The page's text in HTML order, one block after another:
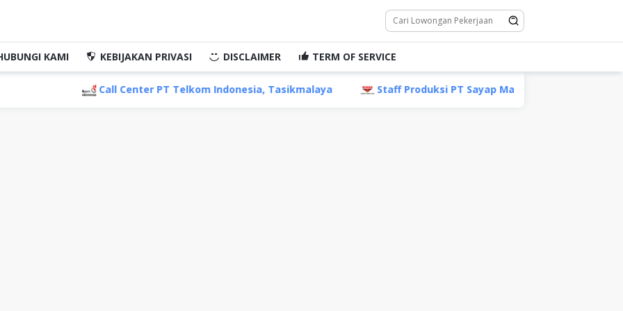
KAMI KEBIJAKAN PRIVASI DISCLAIMER TERM OF SERVICE
Call Center PT Telkom Indonesia, Tasikmalaya Staff Produksi PT Sayap Mas Utama, Karawang